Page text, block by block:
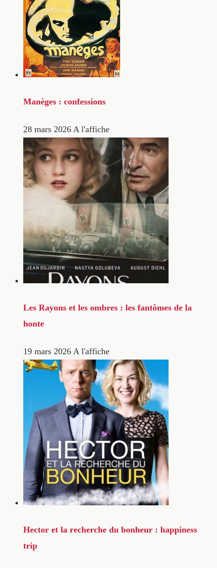
Manèges : confessions
28 mars 2026 A l'affiche
Les Rayons et les ombres : les fantômes de la
honte
19 mars 2026 A l'affiche
Hector et la recherche du bonheur : happiness
trip